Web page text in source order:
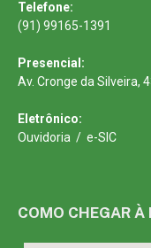
Telefone:
(91) 99165-1391
Presencial:
Av. Cronge da Silveira,
Eletrônico:
Ouvidoria / e-SIC
COMO CHEGAR À